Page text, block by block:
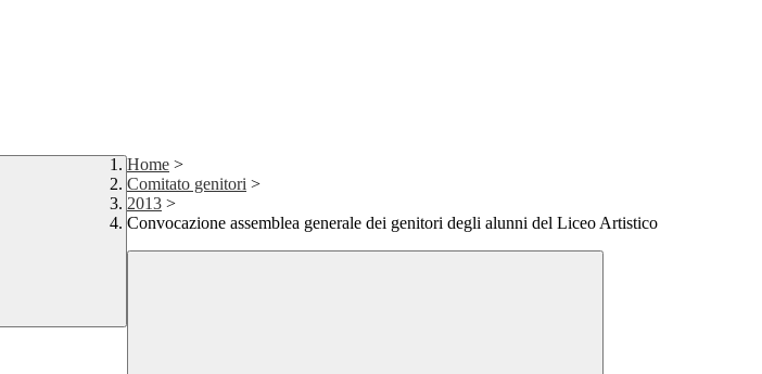
Home >
Comitato genitori >
2013 >
Convocazione assemblea generale dei genitori degli alunni del Liceo Artistico